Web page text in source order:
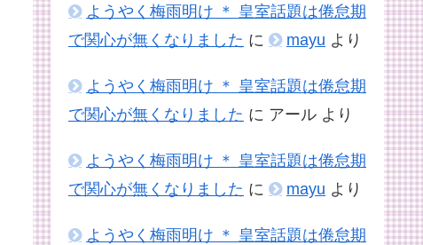
ようやく梅雨明け ＊ 皇室話題は倦怠期
で関心が無くなりました に mayu より
ようやく梅雨明け ＊ 皇室話題は倦怠期
で関心が無くなりました に アール より
ようやく梅雨明け ＊ 皇室話題は倦怠期
で関心が無くなりました に mayu より
ようやく梅雨明け ＊ 皇室話題は倦怠期